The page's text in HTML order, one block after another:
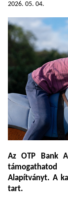
2026. 05. 04.
Az OTP Bank
Alapítványt. A
tart.